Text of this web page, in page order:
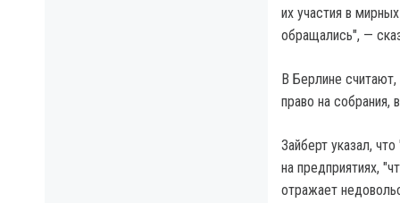
их участия в
обращались", —
В Берлине
право на собрания,
Зайберт указал,
на предприятиях,
отражает